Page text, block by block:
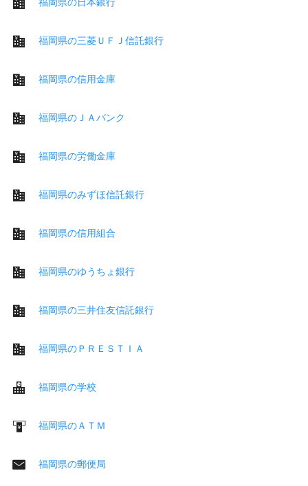
福岡県の三菱ＵＦＪ信託銀行
福岡県の信用金庫
福岡県のＪＡバンク
福岡県の労働金庫
福岡県のみずほ信託銀行
福岡県の信用組合
福岡県のゆうちょ銀行
福岡県の三井住友信託銀行
福岡県のＰＲＥＳＴＩＡ
福岡県の学校
福岡県のＡＴＭ
福岡県の郵便局